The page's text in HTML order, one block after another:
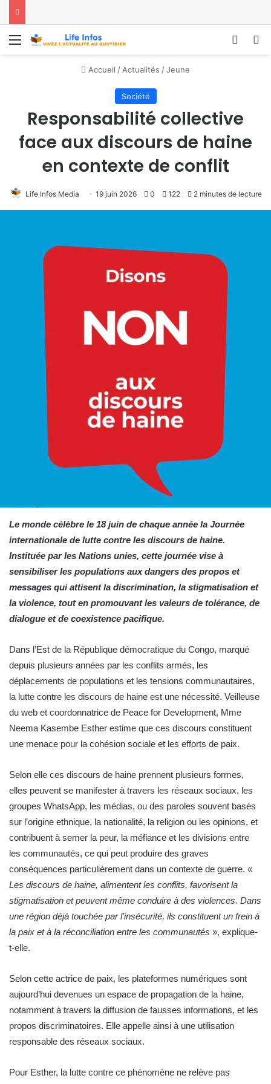
Menu
Accueil / Actualités /Jeune
Société
Responsabilité collective
face aux discours de haine
en contexte de conflit
Life Infos Media 19 juin 2026 0 122 2 minutes de lecture
Le monde célèbre le 18 juin de chaque année la Journée
internationale de lutte contre les discours de haine.
Instituée par les Nations unies, cette journée vise à
sensibiliser les populations aux dangers des propos et
messages qui attisent la discrimination, la stigmatisation et
la violence, tout en promouvant les valeurs de tolérance, de
dialogue et de coexistence pacifique.
Dans l’Est de la République démocratique du Congo, marqué
depuis plusieurs années par les conflits armés, les
déplacements de populations et les tensions communautaires,
la lutte contre les discours de haine est une nécessité. Veilleuse
du web et coordonnatrice de Peace for Development, Mme
Neema Kasembe Esther estime que ces discours constituent
une menace pour la cohésion sociale et les efforts de paix.
Selon elle ces discours de haine prennent plusieurs formes,
elles peuvent se manifester à travers les réseaux sociaux, les
groupes WhatsApp, les médias, ou des paroles souvent basés
sur l’origine ethnique, la nationalité, la religion ou les opinions, et
contribuent à semer la peur, la méfiance et les divisions entre
les communautés, ce qui peut produire des graves
conséquences particulièrement dans un contexte de guerre. «
Les discours de haine, alimentent les conflits, favorisent la
stigmatisation et peuvent même conduire à des violences. Dans
une région déjà touchée par l’insécurité, ils constituent un frein à
la paix et à la réconciliation entre les communautés », explique-
t-elle.
Selon cette actrice de paix, les plateformes numériques sont
aujourd’hui devenues un espace de propagation de la haine,
notamment à travers la diffusion de fausses informations, et les
propos discriminatoires. Elle appelle ainsi à une utilisation
responsable des réseaux sociaux.
Pour Esther, la lutte contre ce phénomène ne relève pas